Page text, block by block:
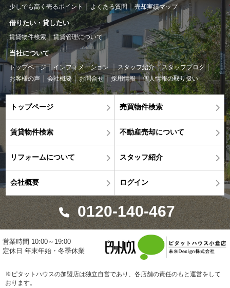
少しでも高く売るポイント
よくある質問 売却実績マップ
借りたい・貸したい
賃貸物件検索 賃貸管理について
当社について
トップページ インフォメーション スタッフ紹介
スタッフブログ
お客様の声
会社概要 お問合せ 採用情報 個人情報の取り扱い
トップページ 売買物件検索
賃貸物件検索 不動産売却について
リフォームについて スタッフ紹介
会社概要 ログイン
0120-140-467
営業時間 10:00～19:00
定休日 年末年始・冬季休業
※ピタットハウスの加盟店は独立自営であり、各店舗の責任のもと運営をして
おります。